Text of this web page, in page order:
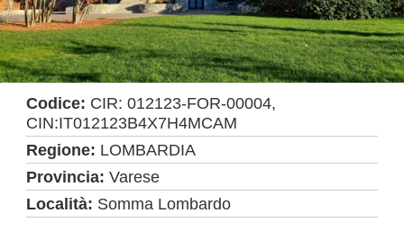
Codice: CIR: 012123-FOR-00004,
CIN:IT012123B4X7H4MCAM
Regione: LOMBARDIA
Provincia:Varese
Località: Somma Lombardo